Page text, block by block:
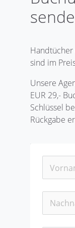
Handtücher
sind im
Unsere
EUR 29,-
Schlüssel
Rückgabe